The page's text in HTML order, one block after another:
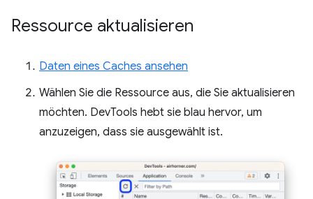
Ressource aktualisieren
Daten eines Caches ansehen
Wählen Sie die Ressource aus, die Sie aktualisieren
möchten. DevTools hebt sie blau hervor, um
anzuzeigen, dass sie ausgewählt ist.